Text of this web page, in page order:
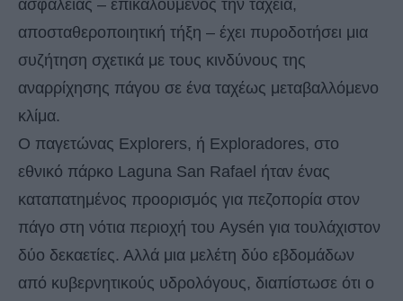
ασφάλειας – επικαλούμενος την ταχεία,
αποσταθεροποιητική τήξη – έχει πυροδοτήσει μια
συζήτηση σχετικά με τους κινδύνους της
αναρρίχησης πάγου σε ένα ταχέως μεταβαλλόμενο
κλίμα.
Ο παγετώνας Explorers, ή Exploradores, στο
εθνικό πάρκο Laguna San Rafael ήταν ένας
καταπατημένος προορισμός για πεζοπορία στον
πάγο στη νότια περιοχή του Aysén για τουλάχιστον
δύο δεκαετίες. Αλλά μια μελέτη δύο εβδομάδων
από κυβερνητικούς υδρολόγους, διαπίστωσε ότι ο